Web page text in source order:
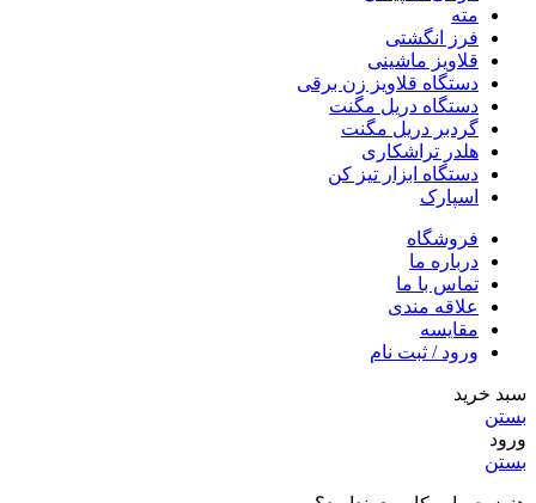
مته
فرز انگشتی
قلاویز ماشینی
دستگاه قلاویز زن برقی
دستگاه دریل مگنت
گردبر دریل مگنت
هلدر تراشکاری
دستگاه ابزار تیز کن
اسپارک
فروشگاه
درباره ما
تماس با ما
علاقه مندی
مقایسه
ورود / ثبت نام
سبد خرید
بستن
ورود
بستن